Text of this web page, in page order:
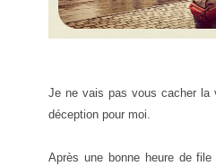
Je ne vais pas vous cacher la
déception pour moi.
Après une bonne heure de